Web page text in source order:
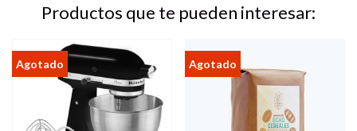
Productos que te pueden interesar: